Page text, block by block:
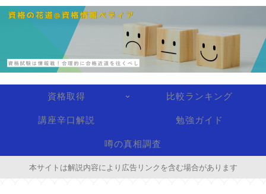
資格取得 比較ランキング
講座辛口解説 勉強ガイド
噂の真相調査
本サイトは解説内容により広告リンクを含む場合があります